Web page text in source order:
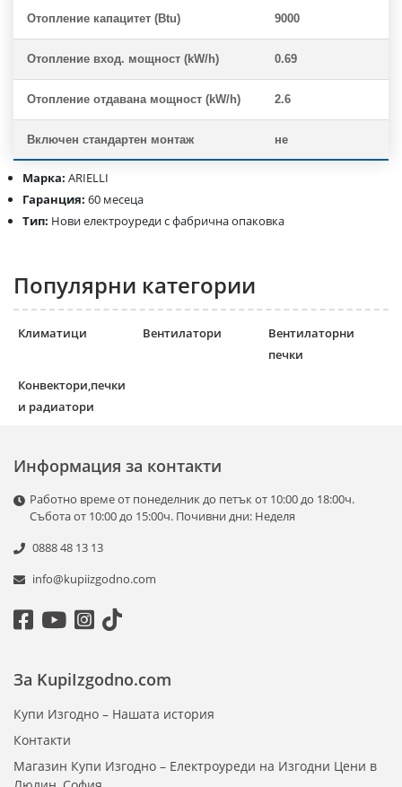
Отопление капацитет (Btu) 9000
Отопление вход. мощност (kW/h) 0.69
Отопление отдавана мощност (kW/h) 2.6
Включен стандартен монтаж не
Марка: ARIELLI
Гаранция: 60 месеца
Тип: Нови електроуреди с фабрична опаковка
Популярни категории
Климатици Вентилатори
Вентилаторни
печки
Конвектори,печки
и радиатори
Информация за контакти
Работно време от понеделник до петък от 10:00 до 18:00ч.
Събота от 10:00 до 15:00ч. Почивни дни: Неделя
0888 48 13 13
info@kupiizgodno.com
За KupiIzgodno.com
Купи Изгодно – Нашата история
Контакти
Магазин Купи Изгодно – Електроуреди на Изгодни Цени в